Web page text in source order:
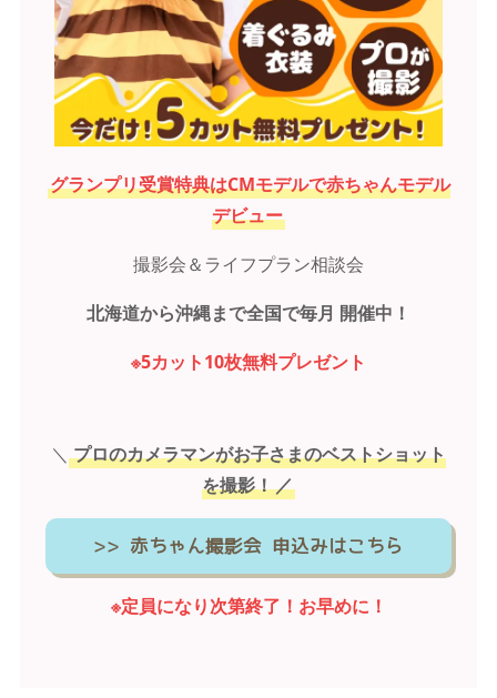
グランプリ受賞特典はCMモデルで赤ちゃんモデル
デビュー
撮影会＆ライフプラン相談会
北海道から沖縄まで全国で毎月 開催中！
※5カット10枚無料プレゼント
＼ プロのカメラマンがお子さまのベストショット
を撮影！／
>> 赤ちゃん撮影会 申込みはこちら
※定員になり次第終了！お早めに！